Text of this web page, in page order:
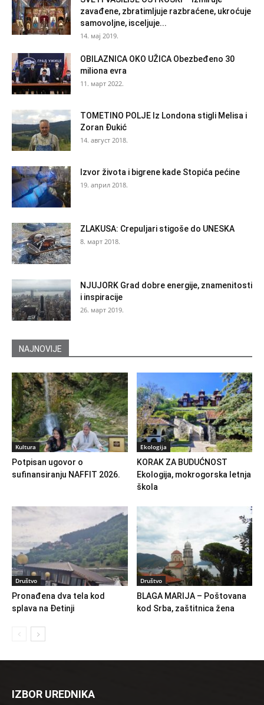
zavađene, zbratimljuje razbraćene, ukroćuje
samovoljne, isceljuje...
14. мај 2019.
OBILAZNICA OKO UŽICA Obezbeđeno 30
miliona evra
11. март 2022.
TOMETINO POLJE Iz Londona stigli Melisa i
Zoran Đukić
14. август 2018.
Izvor života i bigrene kade Stopića pećine
19. април 2018.
ZLAKUSA: Crepuljari stigoše do UNESKA
8. март 2018.
NJUJORK Grad dobre energije, znamenitosti
i inspiracije
26. март 2019.
NAJNOVIJE
Kultura
Potpisan ugovor o
sufinansiranju NAFFIT 2026.
Ekologija
KORAK ZA BUDUĆNOST
Ekologija, mokrogorska letnja
škola
Društvo
Pronađena dva tela kod
splava na Đetinji
Društvo
BLAGA MARIJA – Poštovana
kod Srba, zaštitnica žena
IZBOR UREDNIKA